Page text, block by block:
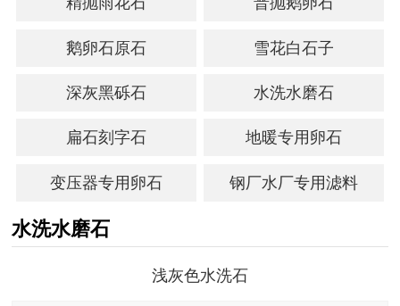
鹅卵石原石 雪花白石子
深灰黑砾石 水洗水磨石
扁石刻字石 地暖专用卵石
变压器专用卵石 钢厂水厂专用滤料
水洗水磨石
浅灰色水洗石